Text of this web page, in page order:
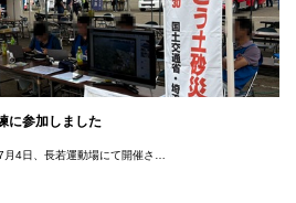
に参加しました
4日、長若運動場にて開催さ…